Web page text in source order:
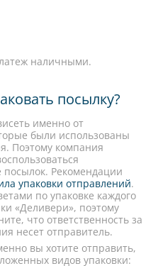
наличными.
посылку?
именно от
были использованы
Поэтому компания
Рекомендации
упаковки отправлений.
по упаковке каждого
«Деливери», поэтому
что ответственность за
несет отправитель.
вы хотите отправить,
видов упаковки: